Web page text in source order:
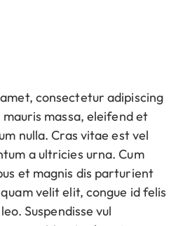
consectetur adipiscing
massa, eleifend et
nulla. Cras vitae est vel
a ultricies urna. Cum
et magnis dis parturient
velit elit, congue id felis
Suspendisse vul